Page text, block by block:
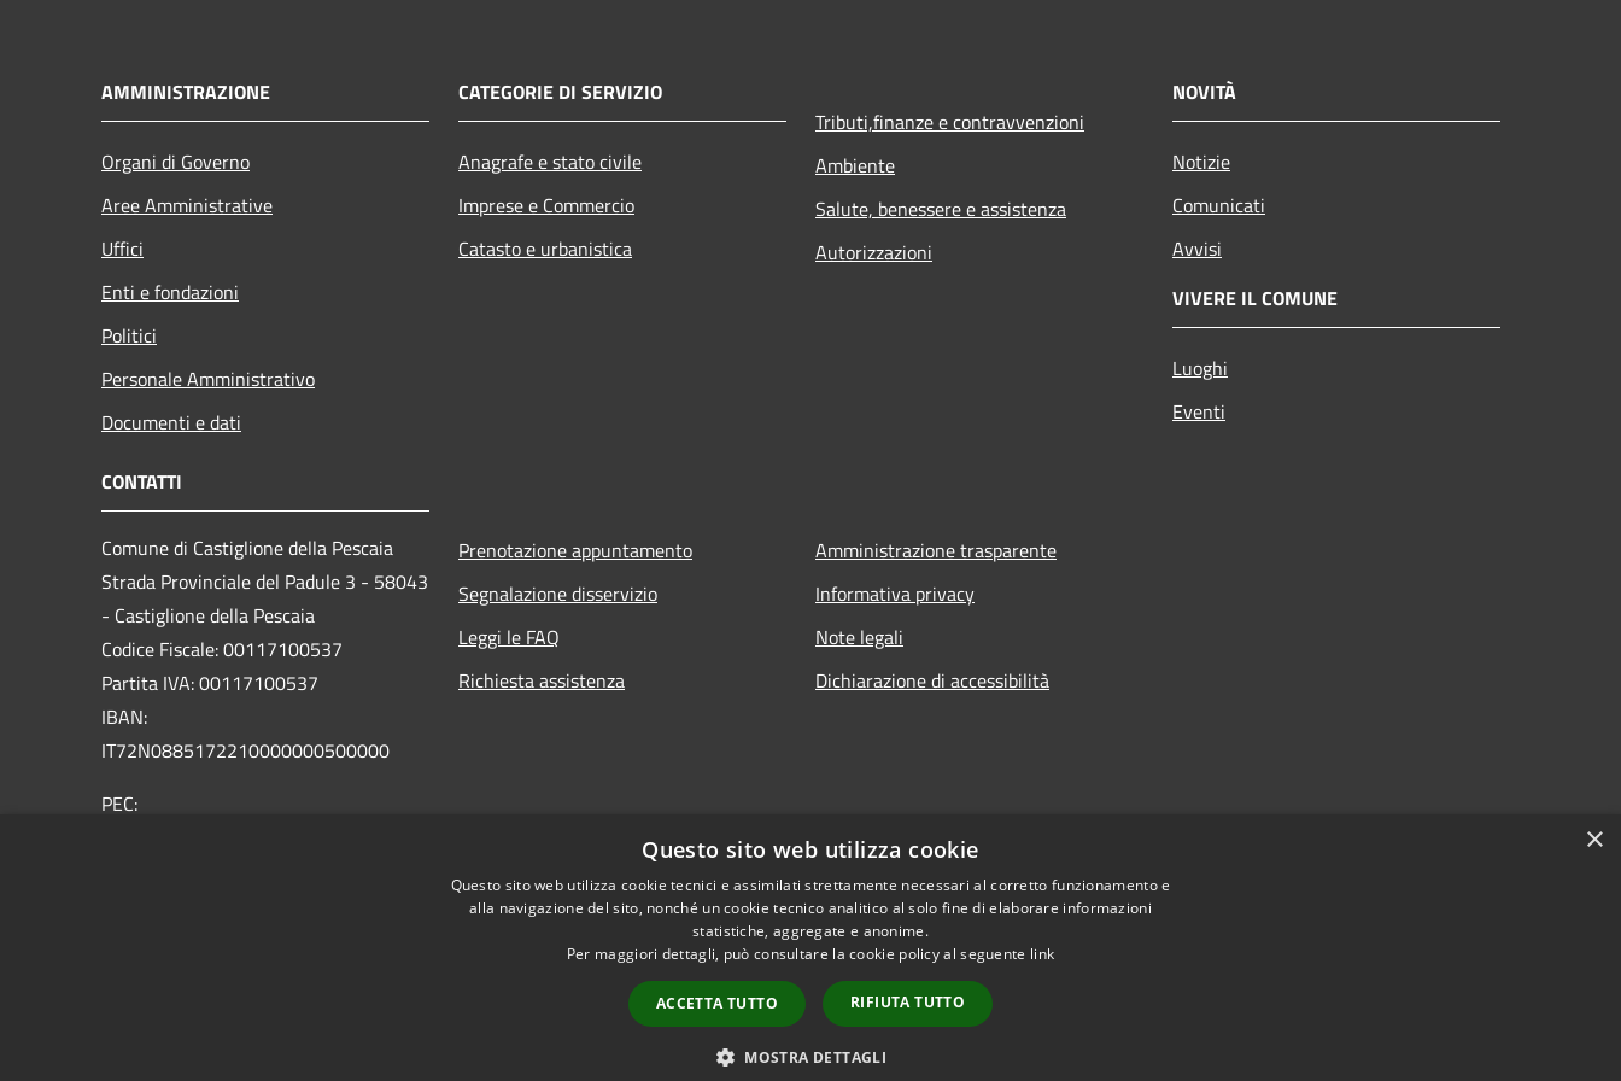
AMMINISTRAZIONE
Organi di Governo
Aree Amministrative
Uffici
Enti e fondazioni
Politici
Personale Amministrativo
Documenti e dati
CATEGORIE DI SERVIZIO
Anagrafe e stato civile
Imprese e Commercio
Catasto e urbanistica
Tributi,finanze e contravvenzioni
Ambiente
Salute, benessere e assistenza
Autorizzazioni
NOVITÀ
Notizie
Comunicati
Avvisi
VIVERE IL COMUNE
Luoghi
Eventi
CONTATTI
Comune di Castiglione della Pescaia
Strada Provinciale del Padule 3 - 58043
- Castiglione della Pescaia
Codice Fiscale: 00117100537
Partita IVA: 00117100537
IBAN:
IT72N0885172210000000500000
PEC:
Prenotazione appuntamento
Segnalazione disservizio
Leggi le FAQ
Richiesta assistenza
Amministrazione trasparente
Informativa privacy
Note legali
Dichiarazione di accessibilità
Copyright © 2026 • Comune di Castiglione della Pescaia • Powered by
×
Questo sito web utilizza cookie
Questo sito web utilizza cookie tecnici e assimilati strettamente necessari al corretto funzionamento e
alla navigazione del sito, nonché un cookie tecnico analitico al solo fine di elaborare informazioni
statistiche, aggregate e anonime.
Per maggiori dettagli, può consultare la cookie policy al seguente link
ACCETTA TUTTO RIFIUTA TUTTO
MOSTRA DETTAGLI